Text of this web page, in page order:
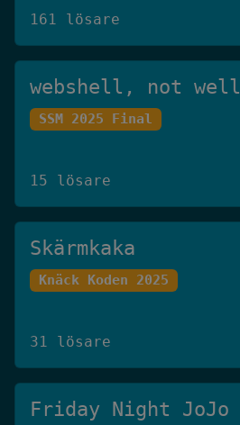
161 lösare
webshell, not well
SSM 2025 Final
15 lösare
Skärmkaka
Knäck Koden 2025
31 lösare
Friday Night JoJo